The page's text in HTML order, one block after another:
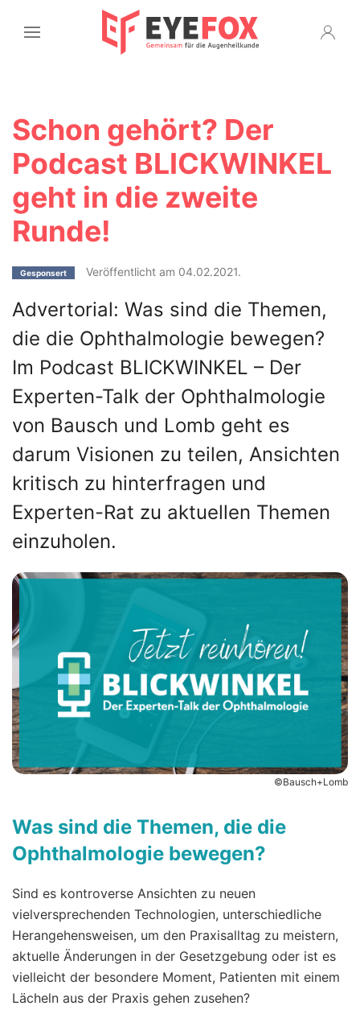
Schon gehört? Der
Podcast BLICKWINKEL
geht in die zweite
Runde!
Gesponsert Veröffentlicht am 04.02.2021.
Advertorial: Was sind die Themen,
die die Ophthalmologie bewegen?
Im Podcast BLICKWINKEL – Der
Experten-Talk der Ophthalmologie
von Bausch und Lomb geht es
darum Visionen zu teilen, Ansichten
kritisch zu hinterfragen und
Experten-Rat zu aktuellen Themen
einzuholen.
©Bausch+Lomb
Was sind die Themen, die die
Ophthalmologie bewegen?
Sind es kontroverse Ansichten zu neuen
vielversprechenden Technologien, unterschiedliche
Herangehensweisen, um den Praxisalltag zu meistern,
aktuelle Änderungen in der Gesetzgebung oder ist es
vielleicht der besondere Moment, Patienten mit einem
Lächeln aus der Praxis gehen zusehen?